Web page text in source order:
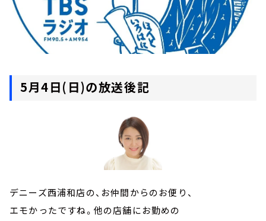
5月4日(日)の放送後記
デニーズ西浦和店の、お仲間からのお便り、
エモかったですね。他の店舗にお勤めの